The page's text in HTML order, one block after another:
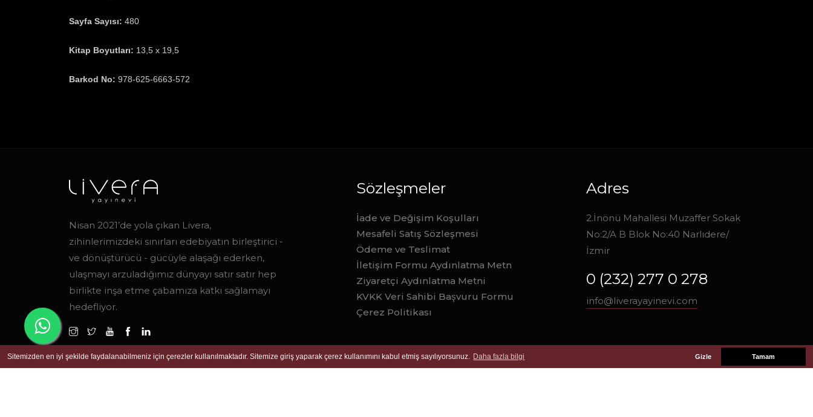
Sitemizden en iyi şekilde faydalanabilmeniz için çerezler kullanılmaktadır. Sitemize giriş yaparak çerez kullanımını kabul etmiş sayılıyorsunuz. Daha fazla bilgi Gizle Tamam
Sayfa Sayısı: 480
Kitap Boyutları: 13,5 x 19,5
Barkod No: 978-625-6663-572
Nisan 2021’de yola çıkan Livera,
zihinlerimizdeki sınırları edebiyatın birleştirici -
ve dönüştürücü - gücüyle alaşağı ederken,
ulaşmayı arzuladığımız dünyayı satır satır hep
birlikte inşa etme çabamıza katkı sağlamayı
hedefliyor.
Sözleşmeler
İade ve Değişim Koşulları
Mesafeli Satış Sözleşmesi
Ödeme ve Teslimat
İletişim Formu Aydınlatma Metn
Ziyaretçi Aydınlatma Metni
KVKK Veri Sahibi Başvuru Formu
Çerez Politikası
Adres
2.İnönü Mahallesi Muzaffer Sokak
No:2/A B Blok No:40 Narlıdere/
İzmir
0 (232) 277 0 278
info@liverayayinevi.com